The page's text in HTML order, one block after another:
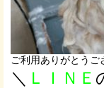
ご利用ありがとうご
＼ ＬＩＮＥ